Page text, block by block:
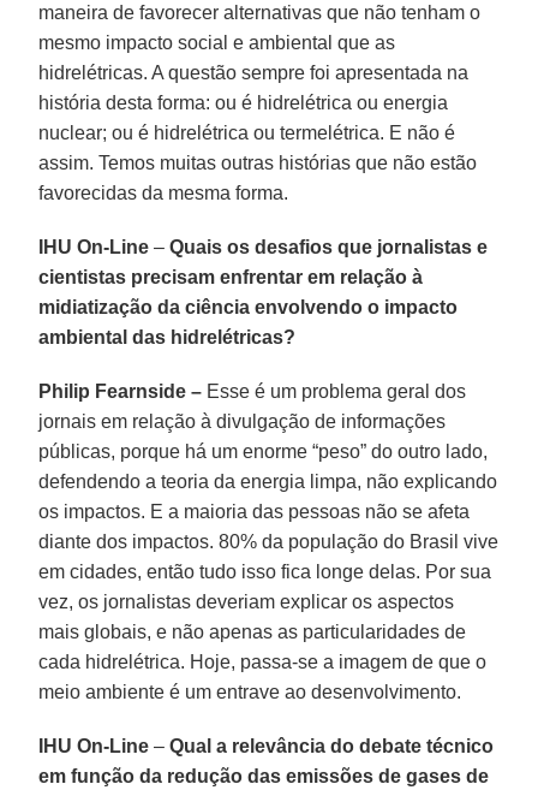
maneira de favorecer alternativas que não tenham o
mesmo impacto social e ambiental que as
hidrelétricas. A questão sempre foi apresentada na
história desta forma: ou é hidrelétrica ou energia
nuclear; ou é hidrelétrica ou termelétrica. E não é
assim. Temos muitas outras histórias que não estão
favorecidas da mesma forma.
IHU On-Line– Quais os desafios que jornalistas e
cientistas precisam enfrentar em relação à
midiatização da ciência envolvendo o impacto
ambiental das hidrelétricas?
Philip Fearnside – Esse é um problema geral dos
jornais em relação à divulgação de informações
públicas, porque há um enorme “peso” do outro lado,
defendendo a teoria da energia limpa, não explicando
os impactos. E a maioria das pessoas não se afeta
diante dos impactos. 80% da população do Brasil vive
em cidades, então tudo isso fica longe delas. Por sua
vez, os jornalistas deveriam explicar os aspectos
mais globais, e não apenas as particularidades de
cada hidrelétrica. Hoje, passa-se a imagem de que o
meio ambiente é um entrave ao desenvolvimento.
IHU On-Line– Qual a relevância do debate técnico
em função da redução das emissões de gases de